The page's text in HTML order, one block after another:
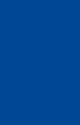
Champion des
Champion des